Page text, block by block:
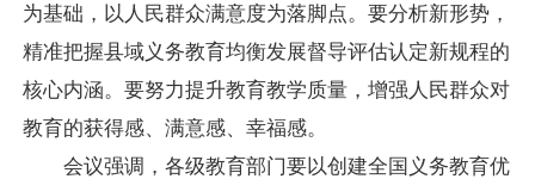
为基础，以人民群众满意度为落脚点。要分析新形势，
精准把握县域义务教育均衡发展督导评估认定新规程的
核心内涵。要努力提升教育教学质量，增强人民群众对
教育的获得感、满意感、幸福感。
会议强调，各级教育部门要以创建全国义务教育优